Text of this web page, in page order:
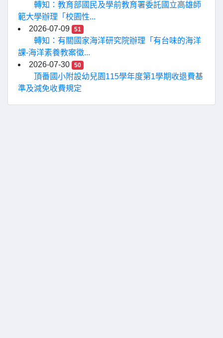
轉知：教育部國民及學前教育署委託國立高雄師
範大學辦理「校園性...
2026-07-09
51
轉知：有關國家海洋研究院辦理「有台味的海洋
課-海洋素養教案徵...
2026-07-30
50
頂番國小附設幼兒園115學年度第1學期收退費基
準及減免收費規定